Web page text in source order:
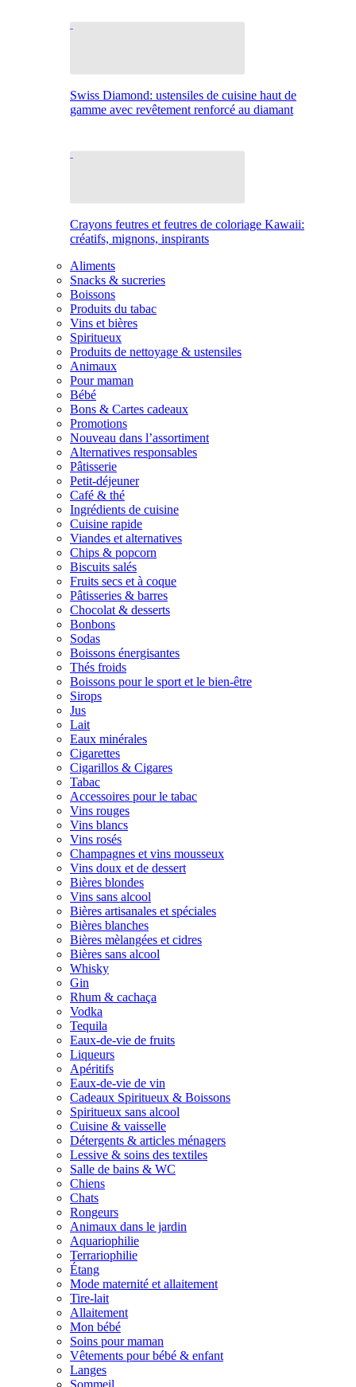
Swiss Diamond: ustensiles de cuisine haut de
gamme avec revêtement renforcé au diamant
Crayons feutres et feutres de coloriage Kawaii:
créatifs, mignons, inspirants
Aliments
Snacks & sucreries
Boissons
Produits du tabac
Vins et bières
Spiritueux
Produits de nettoyage & ustensiles
Animaux
Pour maman
Bébé
Bons & Cartes cadeaux
Promotions
Nouveau dans l’assortiment
Alternatives responsables
Pâtisserie
Petit-déjeuner
Café & thé
Ingrédients de cuisine
Cuisine rapide
Viandes et alternatives
Chips & popcorn
Biscuits salés
Fruits secs et à coque
Pâtisseries & barres
Chocolat & desserts
Bonbons
Sodas
Boissons énergisantes
Thés froids
Boissons pour le sport et le bien-être
Sirops
Jus
Lait
Eaux minérales
Cigarettes
Cigarillos & Cigares
Tabac
Accessoires pour le tabac
Vins rouges
Vins blancs
Vins rosés
Champagnes et vins mousseux
Vins doux et de dessert
Bières blondes
Vins sans alcool
Bières artisanales et spéciales
Bières blanches
Bières mèlangées et cidres
Bières sans alcool
Whisky
Gin
Rhum & cachaça
Vodka
Tequila
Eaux-de-vie de fruits
Liqueurs
Apéritifs
Eaux-de-vie de vin
Cadeaux Spiritueux & Boissons
Spiritueux sans alcool
Cuisine & vaisselle
Détergents & articles ménagers
Lessive & soins des textiles
Salle de bains & WC
Chiens
Chats
Rongeurs
Animaux dans le jardin
Aquariophilie
Terrariophilie
Étang
Mode maternité et allaitement
Tire-lait
Allaitement
Mon bébé
Soins pour maman
Vêtements pour bébé & enfant
Langes
Sommeil